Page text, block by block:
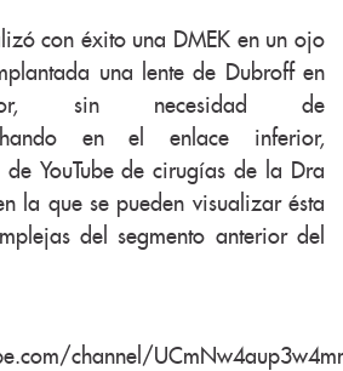
con éxito una DMEK en un ojo
una lente de Dubroff en
sin necesidad de
en el enlace inferior,
YouTube de cirugías de la Dra
la que se pueden visualizar ésta
del segmento anterior del
channel/